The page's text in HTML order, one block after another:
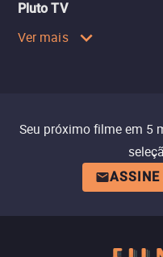
Pluto TV
Ver mais
Seu próximo filme em 5
ASSINE